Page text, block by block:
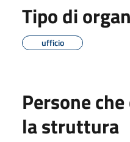
Tipo di
ufficio
Persone
la struttura